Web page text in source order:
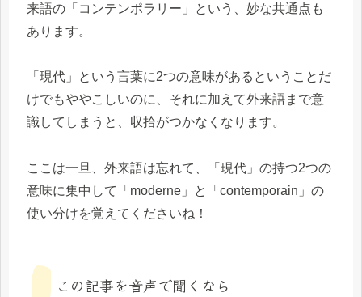
来語の「コンテンポラリー」という、妙な共通点も
あります。
「現代」という言葉に2つの意味があるということだ
けでもややこしいのに、それに加えて外来語まで意
識してしまうと、収拾がつかなくなります。
ここは一旦、外来語は忘れて、「現代」の持つ2つの
意味に集中して「moderne」と「contemporain」の
使い分けを覚えてくださいね！
この記事を音声で聞くなら